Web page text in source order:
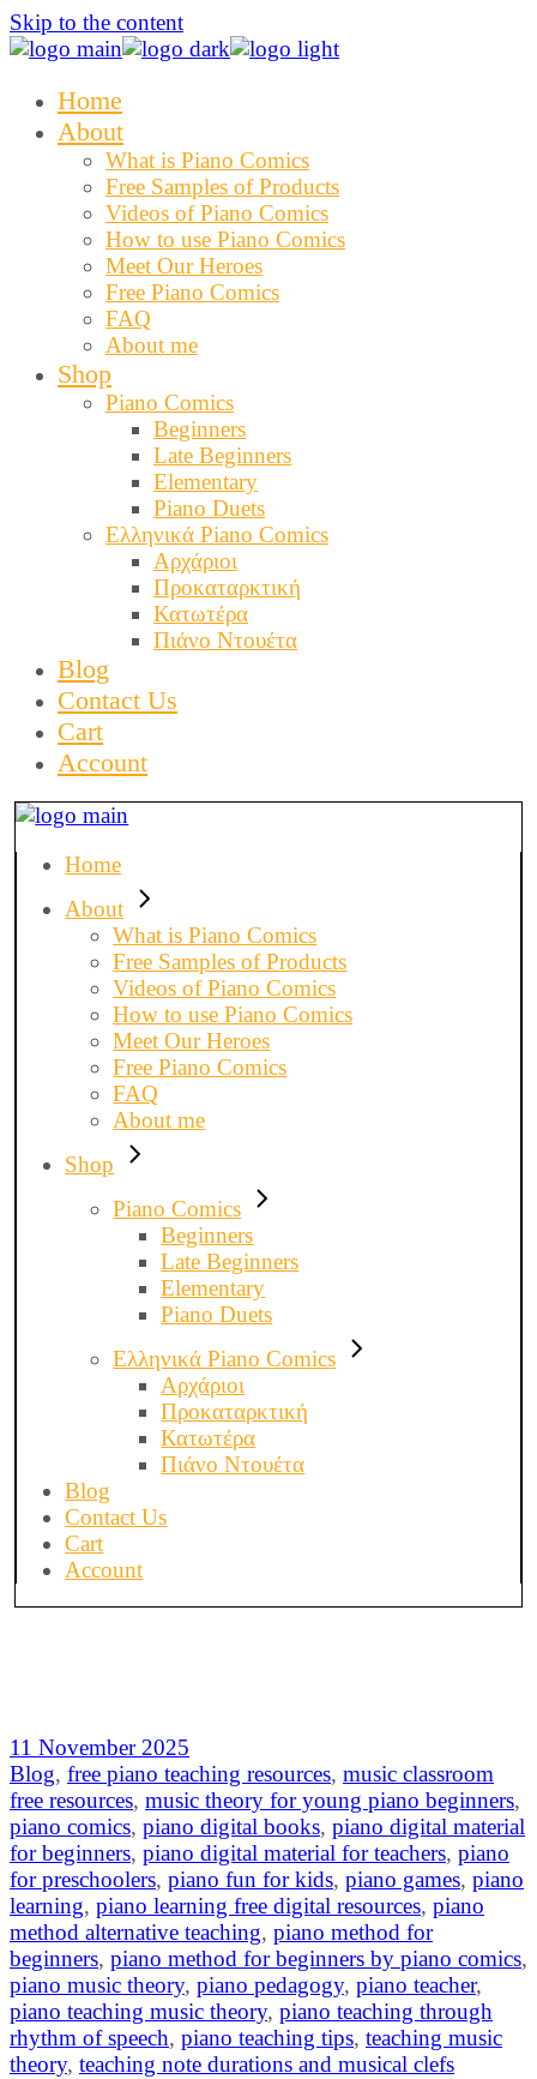
Skip to the content
Home
About
What is Piano Comics
Free Samples of Products
Videos of Piano Comics
How to use Piano Comics
Meet Our Heroes
Free Piano Comics
FAQ
About me
Shop
Piano Comics
Beginners
Late Beginners
Elementary
Piano Duets
Ελληνικά Piano Comics
Αρχάριοι
Προκαταρκτική
Κατωτέρα
Πιάνο Ντουέτα
Blog
Contact Us
Cart
Account
Home
About
What is Piano Comics
Free Samples of Products
Videos of Piano Comics
How to use Piano Comics
Meet Our Heroes
Free Piano Comics
FAQ
About me
Shop
Piano Comics
Beginners
Late Beginners
Elementary
Piano Duets
Ελληνικά Piano Comics
Αρχάριοι
Προκαταρκτική
Κατωτέρα
Πιάνο Ντουέτα
Blog
Contact Us
Cart
Account
11 November 2025
Blog, free piano teaching resources, music classroom
free resources, music theory for young piano beginners,
piano comics, piano digital books, piano digital material
for beginners, piano digital material for teachers, piano
for preschoolers, piano fun for kids, piano games, piano
learning, piano learning free digital resources, piano
method alternative teaching, piano method for
beginners, piano method for beginners by piano comics,
piano music theory, piano pedagogy, piano teacher,
piano teaching music theory, piano teaching through
rhythm of speech, piano teaching tips, teaching music
theory, teaching note durations and musical clefs